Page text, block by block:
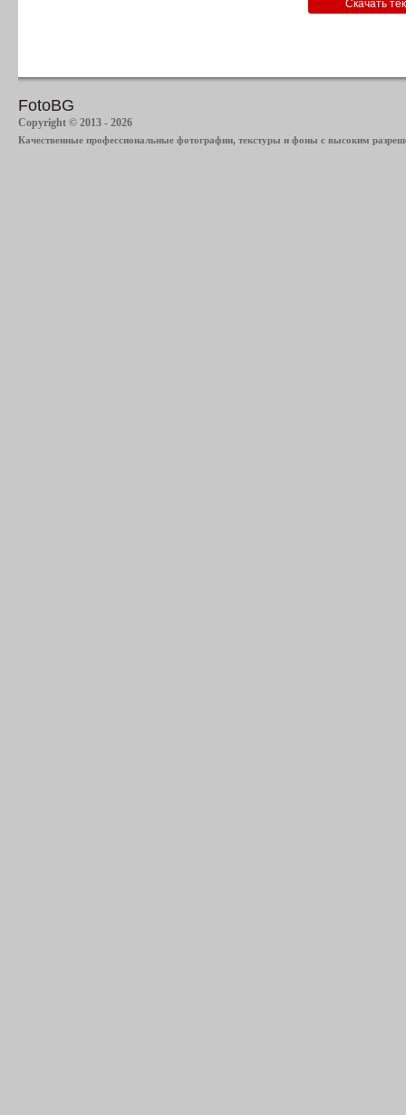
FotoBG
Copyright © 2013 - 2026
Качественные профессиональные фотографии, текстуры и фоны с высоким